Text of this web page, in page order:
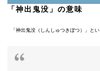
「神出鬼没」の意味
「神出鬼没（しんしゅつきぼつ）」と